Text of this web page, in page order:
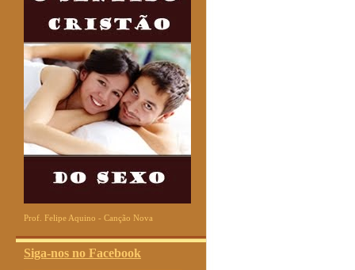
Prof. Felipe Aquino - Canção Nova
Siga-nos no Facebook